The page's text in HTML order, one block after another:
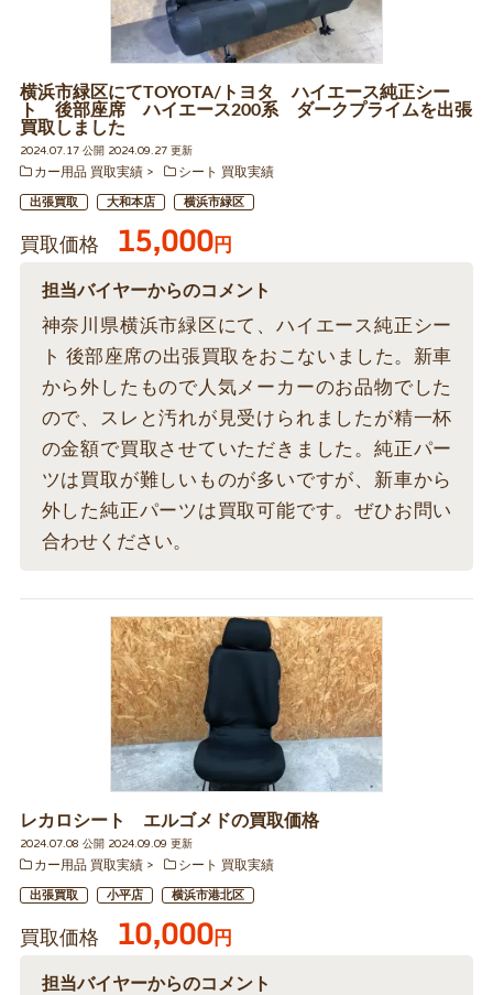
横浜市緑区にてTOYOTA/トヨタ ハイエース純正シー
ト 後部座席 ハイエース200系 ダークプライムを出張
買取しました
2024.07.17 公開 2024.09.27 更新
カー用品 買取実績
シート 買取実績
出張買取 大和本店 横浜市緑区
買取価格 15,000円
担当バイヤーからのコメント
神奈川県横浜市緑区にて、ハイエース純正シー
ト 後部座席の出張買取をおこないました。新車
から外したもので人気メーカーのお品物でした
ので、スレと汚れが見受けられましたが精一杯
の金額で買取させていただきました。純正パー
ツは買取が難しいものが多いですが、新車から
外した純正パーツは買取可能です。ぜひお問い
合わせください。
レカロシート エルゴメドの買取価格
2024.07.08 公開 2024.09.09 更新
カー用品 買取実績
シート 買取実績
出張買取 小平店 横浜市港北区
買取価格 10,000円
担当バイヤーからのコメント